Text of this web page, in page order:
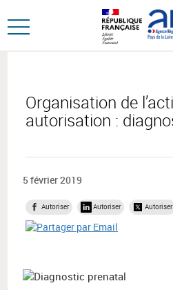
au
menu
au
contenu
Ouvrir
Organisation de
autorisation :
5 février 2019
Autoriser Autoriser Autoriser